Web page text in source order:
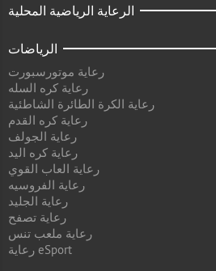
الرعاية الرياضية المحلية
الرياضات
رعاية موتورسبورت
رعاية كره السله
رعاية الكرة الطائرة الشاطئية
رعاية كره القدم
رعاية الجولف
رعاية كره اليد
رعاية العاب القوي
رعاية الفروسيه
رعاية الجليد
رعاية تصفح
رعاية ملعب تنس
رعاية eSport